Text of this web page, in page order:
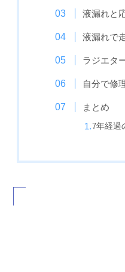
液漏れと
液漏れで
ラジエタ
自分で修
まとめ
7年経過